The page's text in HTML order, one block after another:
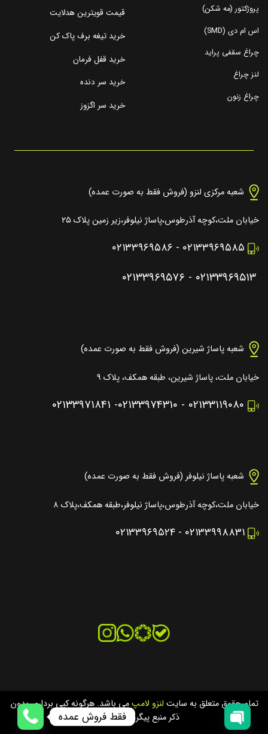
پروژکتور (مه شکن)
اس ام دی (SMD)
چراغ سقفی پراید
لنز چراغ
چراغ زنون
قیمت قویترین هدلایت
خرید تیغه برف پاک کن
خرید قفل فرمان
خرید سر دنده
خرید سر اگزوز
شعبه مرکزی لنزو (فروش فقط به صورت عمده)
خیابان ملت،کوچه آذرطوس،پاساژ نیلوفر،زیر زمین پلاک ۲۵
۰۲۱۳۳۹۶۹۵۸۵ - ۰۲۱۳۳۹۶۹۵۸۶
۰۲۱۳۳۹۶۹۵۱۳ - ۰۲۱۳۳۹۶۹۵۷۶
شعبه پاساژ شیرین (فروش فقط به صورت عمده)
خیابان ملت، پاساژ شیرین، طبقه همکف، پلاک ۹
۰۲۱۳۳۱۱۹۰۸۰ - ۰۲۱۳۳۹۷۴۳۱۰- ۰۲۱۳۳۹۷۱۸۴۱
شعبه پاساژ نیلوفر (فروش فقط به صورت عمده)
خیابان ملت،کوچه آذرطوس،پاساژ نیلوفر،طبقه همکف،پلاک ۸
۰۲۱۳۳۹۹۸۸۳۱ - ۰۲۱۳۳۹۶۹۵۲۴
تمام حقوق متعلق به سایت لنزو لامپمی باشد. هرگونه کپی برداری بدون
ذکر منبع پیگرد قانونی دارد.
فقط فروش عمده